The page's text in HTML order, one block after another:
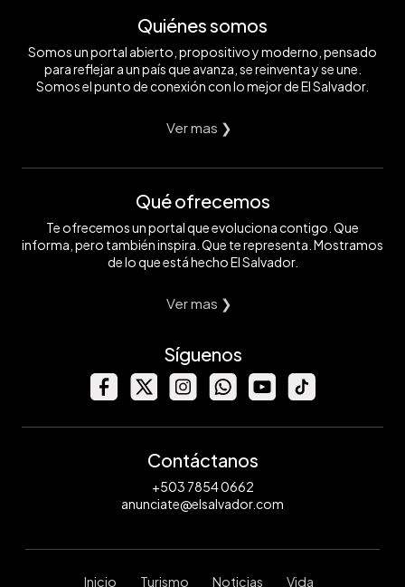
Quiénes somos
Somos un portal abierto, propositivo y moderno, pensado
para reflejar a un país que avanza, se reinventa y se une.
Somos el punto de conexión con lo mejor de El Salvador.
Ver mas ❯
Qué ofrecemos
Te ofrecemos un portal que evoluciona contigo. Que
informa, pero también inspira. Que te representa. Mostramos
de lo que está hecho El Salvador.
Ver mas ❯
Síguenos
Contáctanos
+503 7854 0662
anunciate@elsalvador.com
Inicio Turismo Noticias Vida